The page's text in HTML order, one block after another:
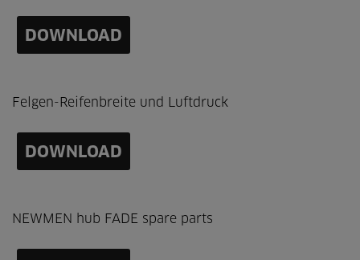
DOWNLOAD
Felgen-Reifenbreite und Luftdruck
DOWNLOAD
NEWMEN hub FADE spare parts